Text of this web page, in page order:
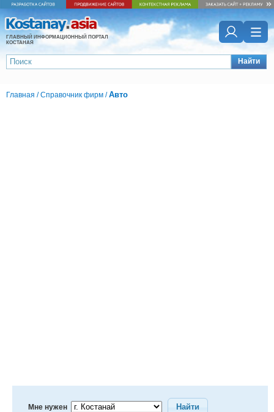
ГЛАВНЫЙ ИНФОРМАЦИОННЫЙ ПОРТАЛ
КОСТАНАЯ
Найти
Главная /Справочник фирм /Авто
Мне нужен Найти